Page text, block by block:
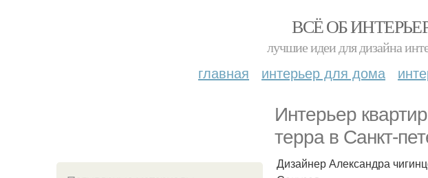
ВСЁ ОБ
лучшие идеи для дизайна
главная интерьер для дома
Интерьер
терра в Санкт-
Дизайнер Александра